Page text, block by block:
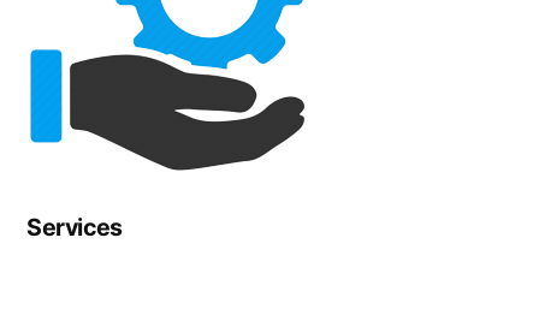
Services